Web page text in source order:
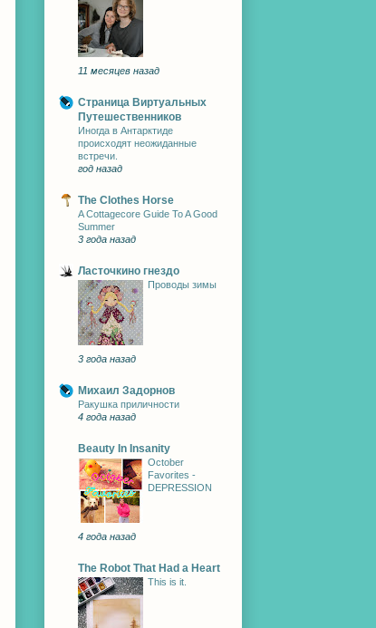
11 месяцев назад
Страница Виртуальных
Путешественников
Иногда в Антарктиде
происходят неожиданные
встречи.
год назад
The Clothes Horse
A Cottagecore Guide To A Good
Summer
3 года назад
Ласточкино гнездо
Проводы зимы
3 года назад
Михаил Задорнов
Ракушка приличности
4 года назад
Beauty In Insanity
October
Favorites -
DEPRESSION
4 года назад
The Robot That Had a Heart
This is it.